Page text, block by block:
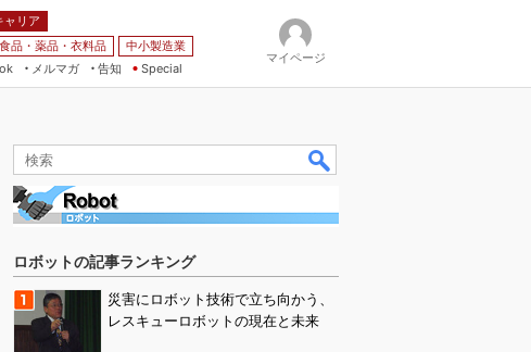
ャリア
食品・薬品・衣料品
中小製造業
メルマガ
告知 Special
マイページ
ロボットの記事ランキング
災害にロボット技術で立ち向かう、
レスキューロボットの現在と未来